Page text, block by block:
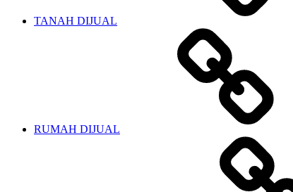
TANAH DIJUAL
RUMAH DIJUAL